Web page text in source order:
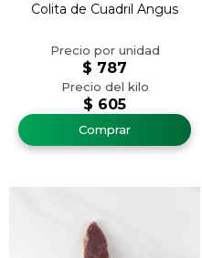
Colita de Cuadril Angus
$ 605
$ 787